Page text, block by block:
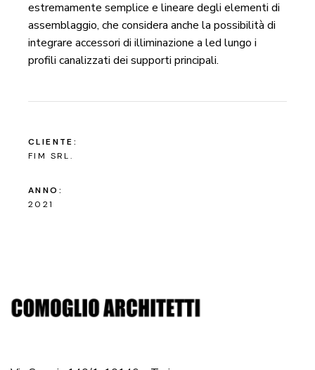
estremamente semplice e lineare degli elementi di
assemblaggio, che considera anche la possibilità di
integrare accessori di illiminazione a led lungo i
profili canalizzati dei supporti principali.
CLIENTE:
FIM SRL.
ANNO:
2021